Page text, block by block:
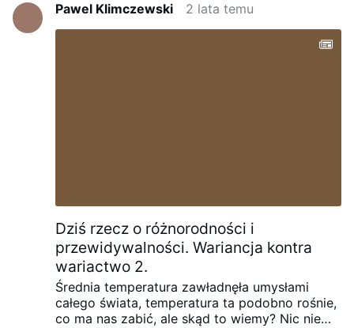
majówka papierowego ministra."Złota majówka
papierowego ministra. – PawelKlimczewski.pl
Pawel Klimczewski 2 lata temu
Dziś rzecz o różnorodności i
przewidywalności. Wariancja kontra
wariactwo 2.
Średnia temperatura zawładnęła umysłami
całego świata, temperatura ta podobno rośnie,
co ma nas zabić, ale skąd to wiemy? Nic nie